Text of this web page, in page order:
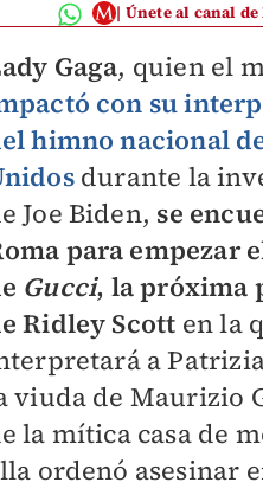
Únete al canal
Gaga, quien el
con su
himno nacional
durante la
Joe Biden, se
para empezar
Gucci, la próxima
Ridley Scott en la
a
viuda de Maurizio
la mítica casa de
ordenó asesinar